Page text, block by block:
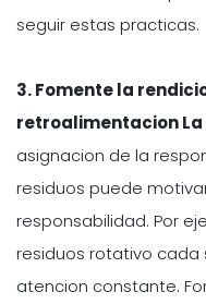
seguir estas practicas.
3. Fomente la
retroalimentacion La
asignacion de la
residuos puede
responsabilidad. Por
residuos rotativo
atencion constante.